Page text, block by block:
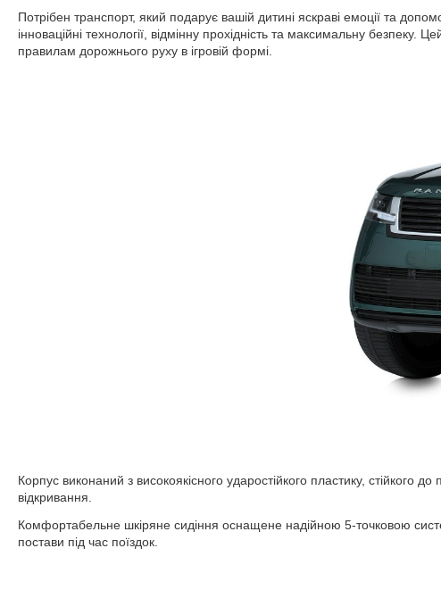
Потрібен транспорт, який подарує вашій дитині яскраві емоції та
інноваційні технології, відмінну прохідність та максимальну
правилам дорожнього руху в ігровій формі.
Корпус виконаний з високоякісного ударостійкого пластику,
відкривання.
Комфортабельне шкіряне сидіння оснащене надійною 5-точковою
постави під час поїздок.